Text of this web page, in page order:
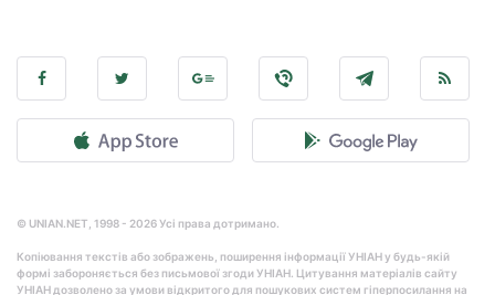
© UNIAN.NET, 1998 - 2026 Усі права дотримано.
Копіювання текстів або зображень, поширення інформації УНІАН у будь-якій
формі забороняється без письмової згоди УНІАН. Цитування матеріалів сайту
УНІАН дозволено за умови відкритого для пошукових систем гіперпосилання на